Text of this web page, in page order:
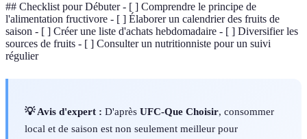
## Checklist pour Débuter - [ ] Comprendre le principe de
l'alimentation fructivore - [ ] Élaborer un calendrier des fruits de
saison - [ ] Créer une liste d'achats hebdomadaire - [ ] Diversifier les
sources de fruits - [ ] Consulter un nutritionniste pour un suivi
régulier
💡 Avis d'expert : D'après UFC-Que Choisir, consommer
local et de saison est non seulement meilleur pour